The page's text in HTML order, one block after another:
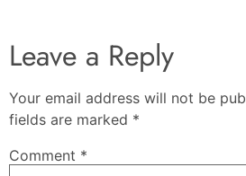
Leave a Reply
Your email address will not be
fields are marked *
Comment *